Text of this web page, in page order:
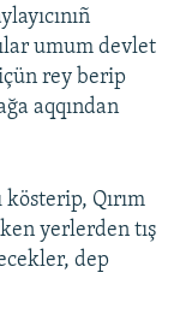
umum devlet
rey berip
aqqından
Qırım
yerlerden tış
dep